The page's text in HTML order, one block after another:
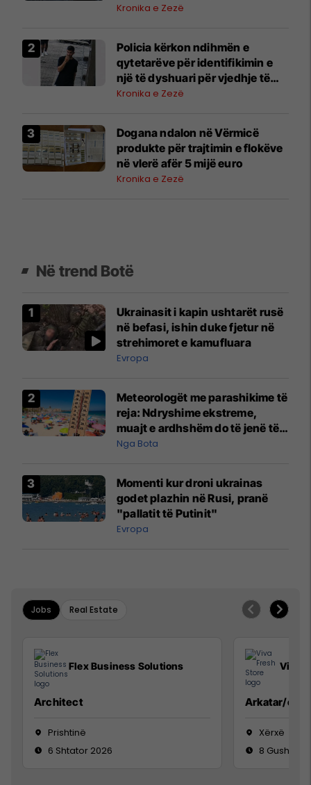
Kronika e Zezë
Policia kërkon ndihmën e
qytetarëve për identifikimin e
një të dyshuari për vjedhje të
rëndë
Kronika e Zezë
Dogana ndalon në Vërmicë
produkte për trajtimin e flokëve
në vlerë afër 5 mijë euro
Kronika e Zezë
Në trend Botë
Ukrainasit i kapin ushtarët rusë
në befasi, ishin duke fjetur në
strehimoret e kamufluara
Evropa
Meteorologët me parashikime të
reja: Ndryshime ekstreme,
muajt e ardhshëm do të jenë të
pazakontë
Nga Bota
Momenti kur droni ukrainas
godet plazhin në Rusi, pranë
"pallatit të Putinit"
Evropa
Jobs Real Estate
Flex Business Solutions
Architect
Prishtinë
6 Shtator 2026
Viva
Arkatar/e
Xërxë
8 Gusht